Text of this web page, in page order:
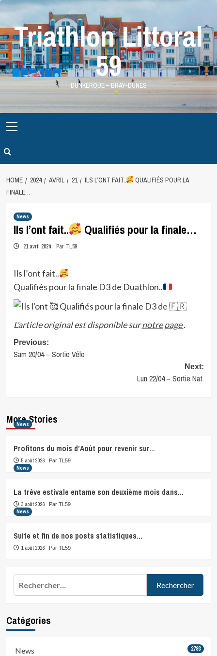
Skip
contentTriathlon Littoral
59
DUNKERQUE – BRAY-DUNES
Menu
HOME 2024 AVRIL 21 ILS L’ONT FAIT..
QUALIFIÉS POUR LA
FINALE…
News
Ils l’ont fait.. Qualifiés pour la finale…
21 avril 2024 Par TL59
Ils l’ont fait..
Qualifiés pour la finale D3 de Duathlon..
L’article original est disponible surnotre page.
Post
navigation
Previous:
Sam 20/04 – Sortie Vélo
Next:
Lun 22/04 – Sortie Nat.
More Stories
News
Profitons du mois d’Août pour revenir sur…
5 août 2026 Par TL59
News
La trêve estivale entame son deuxième mois dans…
3 août 2026 Par TL59
News
Suite et fin de nos posts statistiques…
1 août 2026 Par TL59
Catégories
News 2793